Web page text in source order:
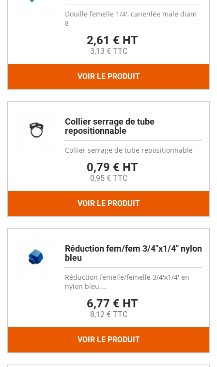
Douille femelle 1/4', canenlée male diam
8
2,61 € HT
3,13 € TTC
VOIR LE PRODUIT
Collier serrage de tube
repositionnable
Collier serrage de tube repositionnable
0,79 € HT
0,95 € TTC
VOIR LE PRODUIT
Réduction fem/fem 3/4''x1/4'' nylon
bleu
Réduction femelle/femelle 3/4'x1/4' en
nylon bleu....
6,77 € HT
8,12 € TTC
VOIR LE PRODUIT